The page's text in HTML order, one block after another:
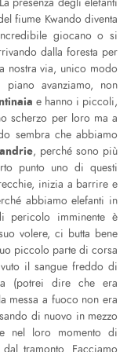
fiume Kwando diventa
giocano o si
dalla foresta per
nostra via, unico modo
avanziamo, non
e hanno i piccoli,
scherzo per loro ma a
sembra che abbiamo
, perché sono più
punto uno di questi
inizia a barrire e
abbiamo elefanti in
pericolo imminente è
volere, ci butta bene
piccolo parte di corsa
il sangue freddo di
(potrei dire che era
messa a fuoco non era
di nuovo in mezzo
nel loro momento di
tramonto. Facciamo